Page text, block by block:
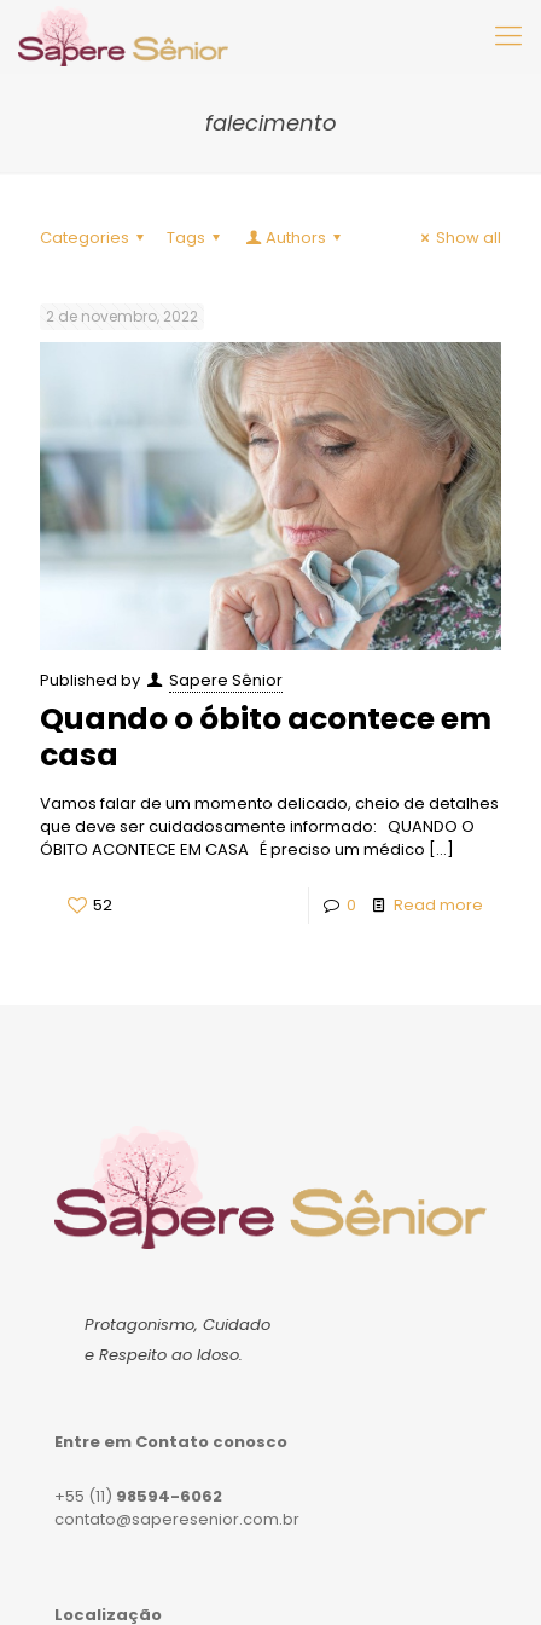
falecimento
Categories Tags Authors Show all
2 de novembro, 2022
Published by Sapere Sênior
Quando o óbito acontece em
casa
Vamos falar de um momento delicado, cheio de detalhes
que deve ser cuidadosamente informado: QUANDO O
ÓBITO ACONTECE EM CASA É preciso um médico […]
52 0 Read more
Protagonismo, Cuidado
e Respeito ao Idoso.
Entre em Contato conosco
+55 (11) 98594-6062
contato@saperesenior.com.br
Localização